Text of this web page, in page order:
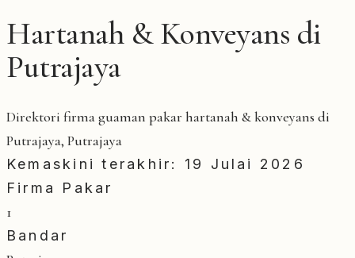
Hartanah & Konveyans di
Putrajaya
Direktori firma guaman pakar hartanah & konveyans di
Putrajaya, Putrajaya
Kemaskini terakhir: 19 Julai 2026
Firma Pakar
1
Bandar